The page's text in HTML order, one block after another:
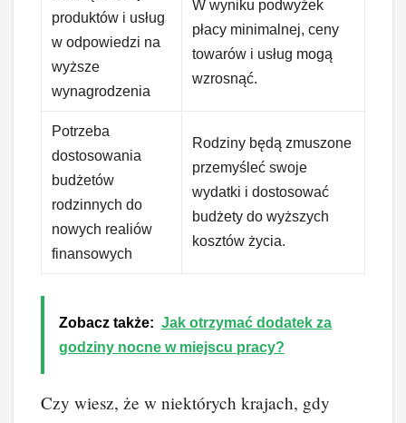
produktów i usług
w odpowiedzi na
wyższe
wynagrodzenia
W wyniku podwyżek
płacy minimalnej, ceny
towarów i usług mogą
wzrosnąć.
Potrzeba
dostosowania
budżetów
rodzinnych do
nowych realiów
finansowych
Rodziny będą zmuszone
przemyśleć swoje
wydatki i dostosować
budżety do wyższych
kosztów życia.
Zobacz także: Jak otrzymać dodatek za
godziny nocne w miejscu pracy?
Czy wiesz, że w niektórych krajach, gdy